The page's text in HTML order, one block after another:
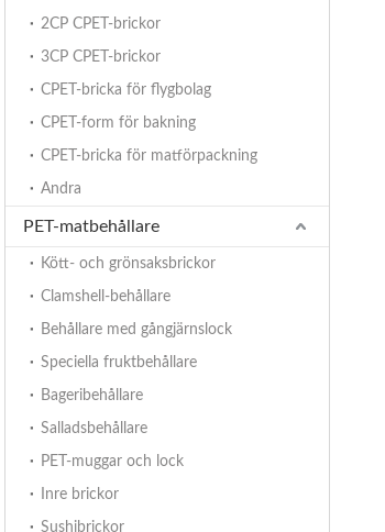
2CP CPET-brickor
3CP CPET-brickor
CPET-bricka för flygbolag
CPET-form för bakning
CPET-bricka för matförpackning
Andra
PET-matbehållare
Kött- och grönsaksbrickor
Clamshell-behållare
Behållare med gångjärnslock
Speciella fruktbehållare
Bageribehållare
Salladsbehållare
PET-muggar och lock
Inre brickor
Sushibrickor